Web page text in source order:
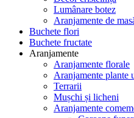
Lumânare botez
Aranjamente de
Buchete flori
Buchete fructate
Aranjamente
Aranjamente florale
Aranjamente plante
Terrarii
Mușchi și licheni
Aranjamente